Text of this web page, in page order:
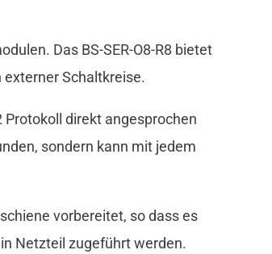
Das BS-SER-O8-R8 bietet
Schaltkreise.
Protokoll direkt angesprochen
sondern kann mit jedem
vorbereitet, so dass es
Netzteil zugeführt werden.